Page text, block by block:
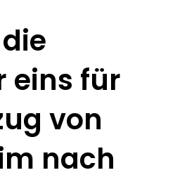
eins für
von
nach